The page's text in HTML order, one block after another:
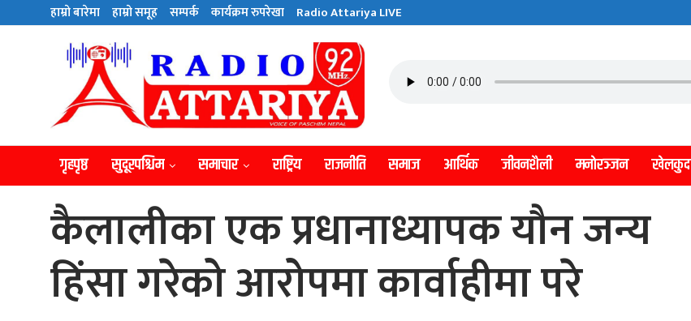
हाम्राे बारेमा हाम्राे समूह सम्पर्क कार्यक्रम रुपरेखा Radio Attariya LIVE
गृहपृष्ठ सुदूरपश्चिम समाचार राष्ट्रिय राजनीति समाज आर्थिक जीवनशैली मनाेरञ्जन खेलकुद
कैलालीका एक प्रधानाध्यापक यौन जन्य
हिंसा गरेको आरोपमा कार्वाहीमा परे